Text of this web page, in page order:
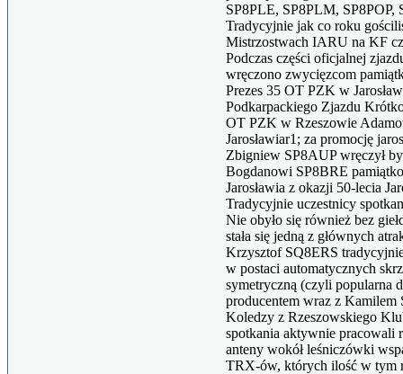
SP8PLE, SP8PLM,
Tradycyjnie jak co roku
Mistrzostwach IARU na KF
Podczas części oficjalnej
wręczono zwycięzcom
Prezes 35 OT PZK w
Podkarpackiego Zjazdu
OT PZK w Rzeszowie
Jarosławiar1; za promocję
Zbigniew SP8AUP wręczył
Bogdanowi SP8BRE
Jarosławia z okazji 50-lecia
Tradycyjnie uczestnicy
Nie obyło się również bez
stała się jedną z głównych
Krzysztof SQ8ERS
w postaci automatycznych
symetryczną (czyli popularna
producentem wraz z
Koledzy z Rzeszowskiego
spotkania aktywnie pracowali
anteny wokół leśniczówki
TRX-ów, których ilość w tym